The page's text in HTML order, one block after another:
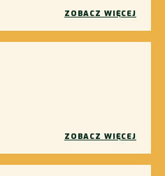
ZOBACZ WIĘCEJ
ZOBACZ WIĘCEJ